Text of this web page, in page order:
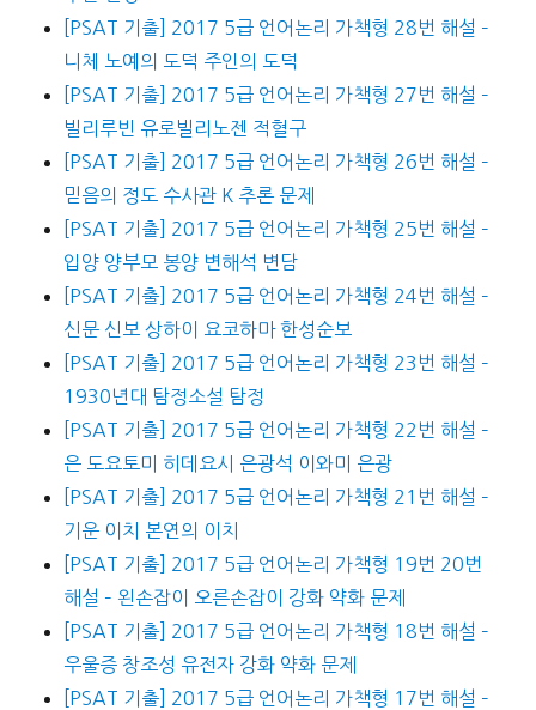
[PSAT 기출] 2017 5급 언어논리 가책형 28번 해설 –
니체 노예의 도덕 주인의 도덕
[PSAT 기출] 2017 5급 언어논리 가책형 27번 해설 –
빌리루빈 유로빌리노젠 적혈구
[PSAT 기출] 2017 5급 언어논리 가책형 26번 해설 –
믿음의 정도 수사관 K 추론 문제
[PSAT 기출] 2017 5급 언어논리 가책형 25번 해설 –
입양 양부모 봉양 변해석 변담
[PSAT 기출] 2017 5급 언어논리 가책형 24번 해설 –
신문 신보 상하이 요코하마 한성순보
[PSAT 기출] 2017 5급 언어논리 가책형 23번 해설 –
1930년대 탐정소설 탐정
[PSAT 기출] 2017 5급 언어논리 가책형 22번 해설 –
은 도요토미 히데요시 은광석 이와미 은광
[PSAT 기출] 2017 5급 언어논리 가책형 21번 해설 –
기운 이치 본연의 이치
[PSAT 기출] 2017 5급 언어논리 가책형 19번 20번
해설 – 왼손잡이 오른손잡이 강화 약화 문제
[PSAT 기출] 2017 5급 언어논리 가책형 18번 해설 –
우울증 창조성 유전자 강화 약화 문제
[PSAT 기출] 2017 5급 언어논리 가책형 17번 해설 –